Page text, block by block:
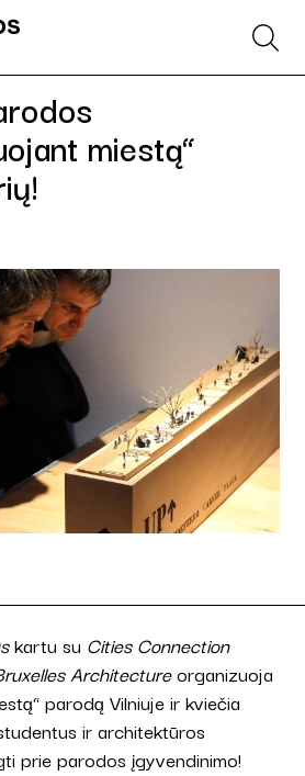
miestą“
kartu su Cities Connection
Architectureorganizuoja
parodą Vilniuje ir kviečia
ir architektūros
prie parodos įgyvendinimo!